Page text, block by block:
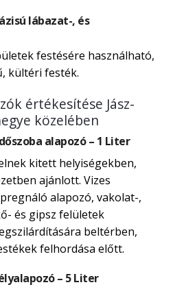
lábazat-, és
festésére használható,
kültéri festék.
értékesítése Jász-
közelében
alapozó – 1 Liter
kitett helyiségekben,
ajánlott. Vizes
alapozó, vakolat-,
és gipsz felületek
beltérben,
felhordása előtt.
– 5 Liter